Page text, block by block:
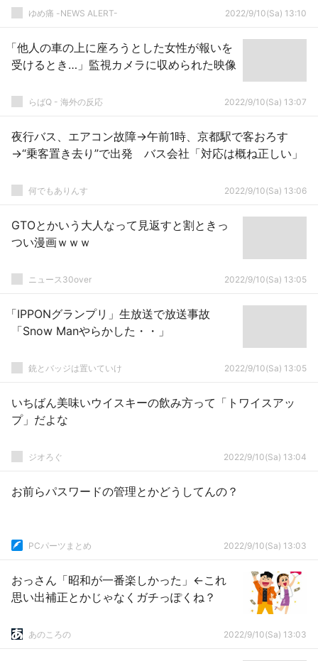
ゆめ痛 -NEWS ALERT- 2022/9/10(Sa) 13:10
「他人の車の上に座ろうとした女性が報いを
受けるとき…」監視カメラに収められた映像
らばQ - 海外の反応 2022/9/10(Sa) 13:07
夜行バス、エアコン故障→午前1時、京都駅で客おろす
→“乗客置き去り”で出発 バス会社「対応は概ね正しい」
何でもありんす 2022/9/10(Sa) 13:06
GTOとかいう大人なって見返すと割ときっ
つい漫画ｗｗｗ
ニュース30over 2022/9/10(Sa) 13:05
「IPPONグランプリ」生放送で放送事故
「Snow Manやらかした・・」
銃とバッジは置いていけ 2022/9/10(Sa) 13:05
いちばん美味いウイスキーの飲み方って「トワイスアッ
プ」だよな
ジオろぐ 2022/9/10(Sa) 13:04
お前らパスワードの管理とかどうしてんの？
PCパーツまとめ 2022/9/10(Sa) 13:03
おっさん「昭和が一番楽しかった」←これ
思い出補正とかじゃなくガチっぽくね？
あのころの 2022/9/10(Sa) 13:03